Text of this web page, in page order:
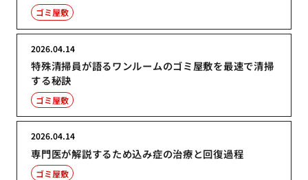
ゴミ屋敷
特殊清掃員が語るワンルームのゴミ屋敷を最速で清掃
する秘訣
2026.04.14
ゴミ屋敷
専門医が解説するため込み症の治療と回復過程
2026.04.14
ゴミ屋敷